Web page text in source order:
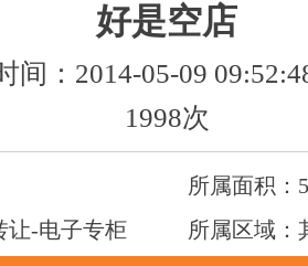
好是空店
间：2014-05-09
1998次
所属面积：
让-电子专柜
所属区域：